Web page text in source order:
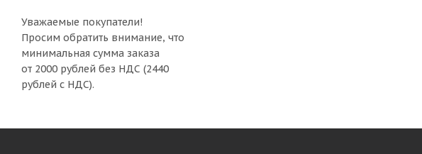
Уважаемые покупатели!
Просим обратить внимание, что
минимальная сумма заказа
от 2000 рублей без НДС (2440
рублей с НДС).